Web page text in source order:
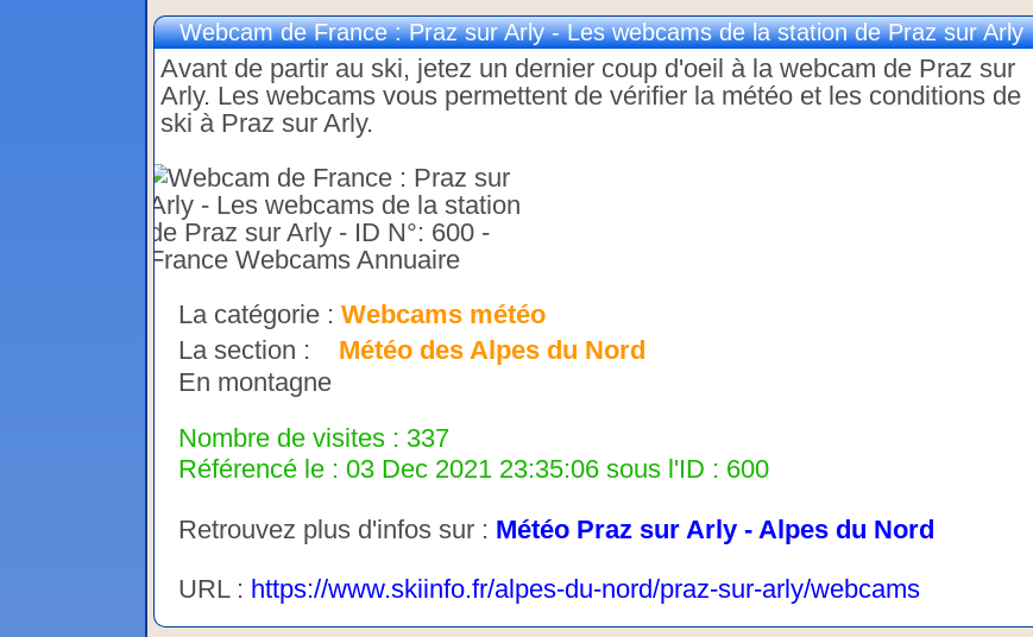
Webcam de France : Praz sur Arly - Les webcams de la station de Praz sur Arly
Avant de partir au ski, jetez un dernier coup d'oeil à la webcam de Praz sur
Arly. Les webcams vous permettent de vérifier la météo et les conditions de
ski à Praz sur Arly.
La catégorie : Webcams météo
La section : Météo des Alpes du Nord
En montagne
Nombre de visites : 337
Référencé le : 03 Dec 2021 23:35:06 sous l'ID : 600
Retrouvez plus d'infos sur : Météo Praz sur Arly - Alpes du Nord
URL : https://www.skiinfo.fr/alpes-du-nord/praz-sur-arly/webcams